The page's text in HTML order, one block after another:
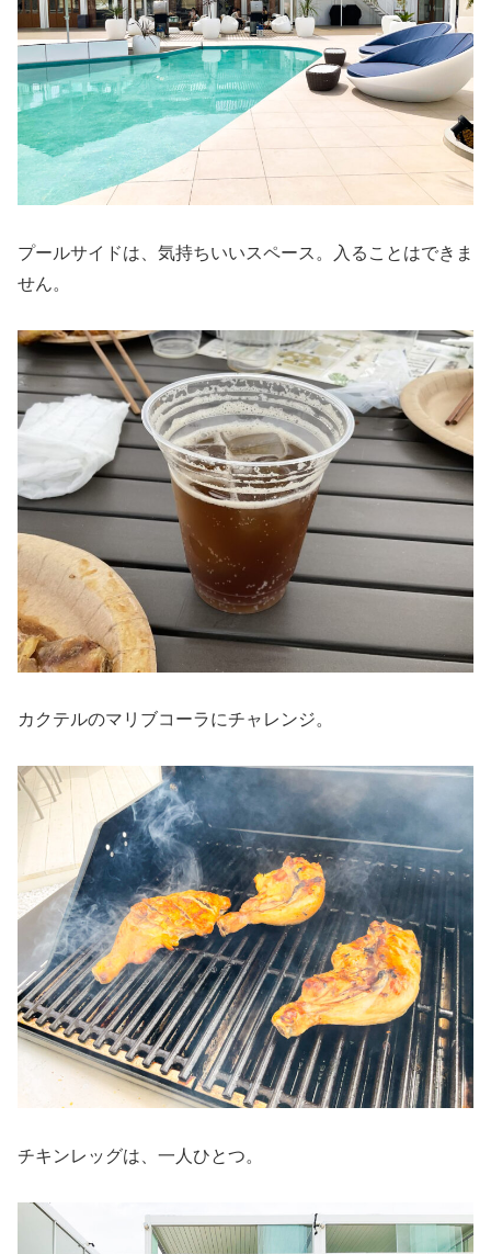
プールサイドは、気持ちいいスペース。入ることはできま
せん。
カクテルのマリブコーラにチャレンジ。
チキンレッグは、一人ひとつ。